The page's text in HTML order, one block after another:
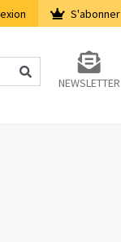
S'abonner
NEWSLETTER